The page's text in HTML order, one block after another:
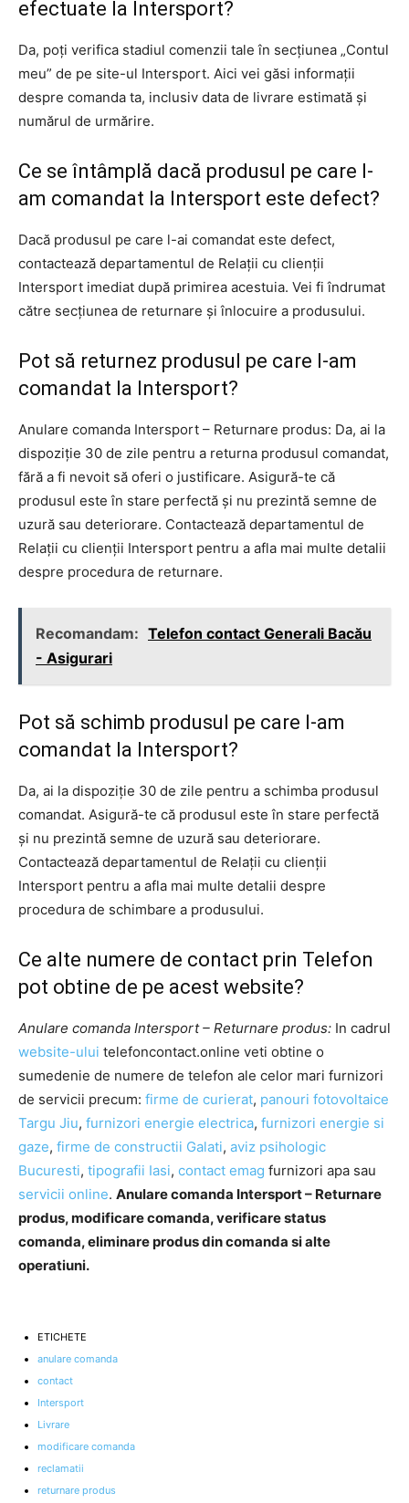
efectuate la Intersport?
Da, poți verifica stadiul comenzii tale în secțiunea „Contul
meu” de pe site-ul Intersport. Aici vei găsi informații
despre comanda ta, inclusiv data de livrare estimată și
numărul de urmărire.
Ce se întâmplă dacă produsul pe care l-
am comandat la Intersport este defect?
Dacă produsul pe care l-ai comandat este defect,
contactează departamentul de Relații cu clienții
Intersport imediat după primirea acestuia. Vei fi îndrumat
către secțiunea de returnare și înlocuire a produsului.
Pot să returnez produsul pe care l-am
comandat la Intersport?
Anulare comanda Intersport – Returnare produs: Da, ai la
dispoziție 30 de zile pentru a returna produsul comandat,
fără a fi nevoit să oferi o justificare. Asigură-te că
produsul este în stare perfectă și nu prezintă semne de
uzură sau deteriorare. Contactează departamentul de
Relații cu clienții Intersport pentru a afla mai multe detalii
despre procedura de returnare.
Recomandam: Telefon contact Generali Bacău
- Asigurari
Pot să schimb produsul pe care l-am
comandat la Intersport?
Da, ai la dispoziție 30 de zile pentru a schimba produsul
comandat. Asigură-te că produsul este în stare perfectă
și nu prezintă semne de uzură sau deteriorare.
Contactează departamentul de Relații cu clienții
Intersport pentru a afla mai multe detalii despre
procedura de schimbare a produsului.
Ce alte numere de contact prin Telefon
pot obtine de pe acest website?
Anulare comanda Intersport – Returnare produs: In cadrul
website-ului telefoncontact.online veti obtine o
sumedenie de numere de telefon ale celor mari furnizori
de servicii precum: firme de curierat, panouri fotovoltaice
Targu Jiu, furnizori energie electrica, furnizori energie si
gaze, firme de constructii Galati, aviz psihologic
Bucuresti, tipografii Iasi, contact emag furnizori apa sau
servicii online. Anulare comanda Intersport – Returnare
produs, modificare comanda, verificare status
comanda, eliminare produs din comanda si alte
operatiuni.
ETICHETE
anulare comanda
contact
Intersport
Livrare
modificare comanda
reclamatii
returnare produs